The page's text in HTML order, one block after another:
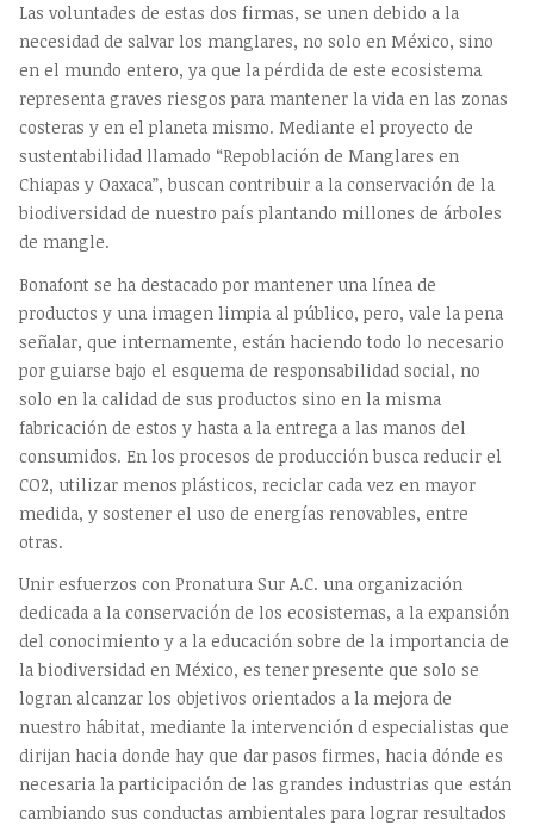
Las voluntades de estas dos firmas, se unen debido a la
necesidad de salvar los manglares, no solo en México, sino
en el mundo entero, ya que la pérdida de este ecosistema
representa graves riesgos para mantener la vida en las zonas
costeras y en el planeta mismo. Mediante el proyecto de
sustentabilidad llamado “Repoblación de Manglares en
Chiapas y Oaxaca”, buscan contribuir a la conservación de la
biodiversidad de nuestro país plantando millones de árboles
de mangle.
Bonafont se ha destacado por mantener una línea de
productos y una imagen limpia al público, pero, vale la pena
señalar, que internamente, están haciendo todo lo necesario
por guiarse bajo el esquema de responsabilidad social, no
solo en la calidad de sus productos sino en la misma
fabricación de estos y hasta a la entrega a las manos del
consumidos. En los procesos de producción busca reducir el
CO2, utilizar menos plásticos, reciclar cada vez en mayor
medida, y sostener el uso de energías renovables, entre
otras.
Unir esfuerzos con Pronatura Sur A.C. una organización
dedicada a la conservación de los ecosistemas, a la expansión
del conocimiento y a la educación sobre de la importancia de
la biodiversidad en México, es tener presente que solo se
logran alcanzar los objetivos orientados a la mejora de
nuestro hábitat, mediante la intervención d especialistas que
dirijan hacia donde hay que dar pasos firmes, hacia dónde es
necesaria la participación de las grandes industrias que están
cambiando sus conductas ambientales para lograr resultados